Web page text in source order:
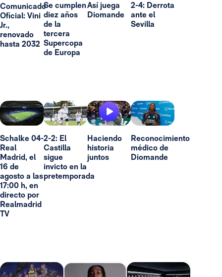
Comunicado
Oficial: Vini
Jr.,
renovado
hasta 2032
Se cumplen
diez años
de la
tercera
Supercopa
de Europa
Así juega
Diomande
2-4: Derrota
ante el
Sevilla
Schalke 04-
Real
Madrid, el
16 de
agosto a las
17:00 h, en
directo por
Realmadrid
TV
2-2: El
Castilla
sigue
invicto en la
pretemporada
Haciendo
historia
juntos
Reconocimiento
médico de
Diomande